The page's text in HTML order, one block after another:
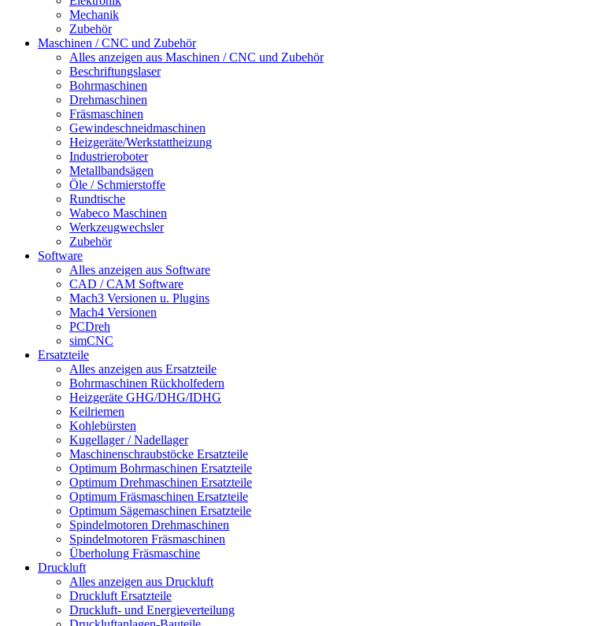
Mechanik
Zubehör
Maschinen / CNC und Zubehör
Alles anzeigen aus Maschinen / CNC und Zubehör
Beschriftungslaser
Bohrmaschinen
Drehmaschinen
Fräsmaschinen
Gewindeschneidmaschinen
Heizgeräte/Werkstattheizung
Industrieroboter
Metallbandsägen
Öle / Schmierstoffe
Rundtische
Wabeco Maschinen
Werkzeugwechsler
Zubehör
Software
Alles anzeigen aus Software
CAD / CAM Software
Mach3 Versionen u. Plugins
Mach4 Versionen
PCDreh
simCNC
Ersatzteile
Alles anzeigen aus Ersatzteile
Bohrmaschinen Rückholfedern
Heizgeräte GHG/DHG/IDHG
Keilriemen
Kohlebürsten
Kugellager / Nadellager
Maschinenschraubstöcke Ersatzteile
Optimum Bohrmaschinen Ersatzteile
Optimum Drehmaschinen Ersatzteile
Optimum Fräsmaschinen Ersatzteile
Optimum Sägemaschinen Ersatzteile
Spindelmotoren Drehmaschinen
Spindelmotoren Fräsmaschinen
Überholung Fräsmaschine
Druckluft
Alles anzeigen aus Druckluft
Druckluft Ersatzteile
Druckluft- und Energieverteilung